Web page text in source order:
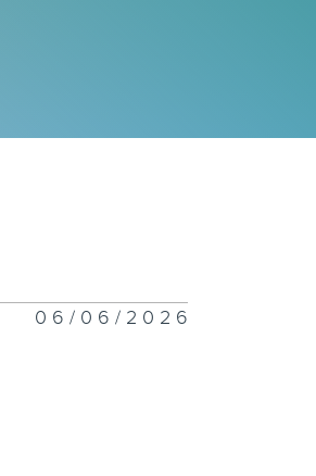
06/06/2026